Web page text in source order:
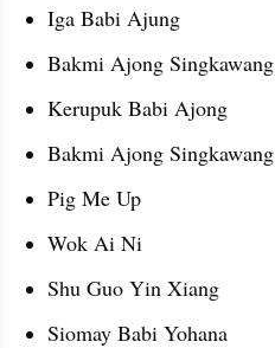
Iga Babi Ajung
Bakmi Ajong Singkawang
Kerupuk Babi Ajong
Bakmi Ajong Singkawang
Pig Me Up
Wok Ai Ni
Shu Guo Yin Xiang
Siomay Babi Yohana